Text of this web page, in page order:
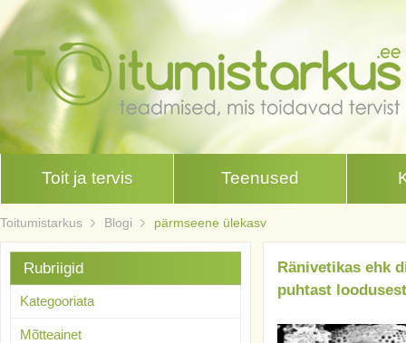
Toit ja tervis Teenused
Toitumistarkus Blogi pärmseene ülekasv
Ränivetikas ehk
puhtast loodusest
Rubriigid
Kategooriata
Mõtteainet